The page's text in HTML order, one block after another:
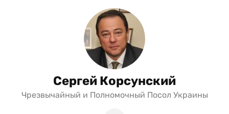
Сергей Корсунский
Чрезвычайный и Полномочный Посол Украины